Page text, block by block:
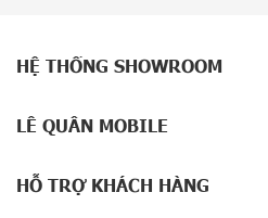
Samsung Galaxy M55, với thiết kế
hàng, tạo nên một vẻ ngoài gọn
sau của điện thoại trở nên ngăn
Thiết kế cạnh hơi nổi lên của điện
HỆ THỐNG SHOWROOM
LÊ QUÂN MOBILE
HỖ TRỢ KHÁCH HÀNG